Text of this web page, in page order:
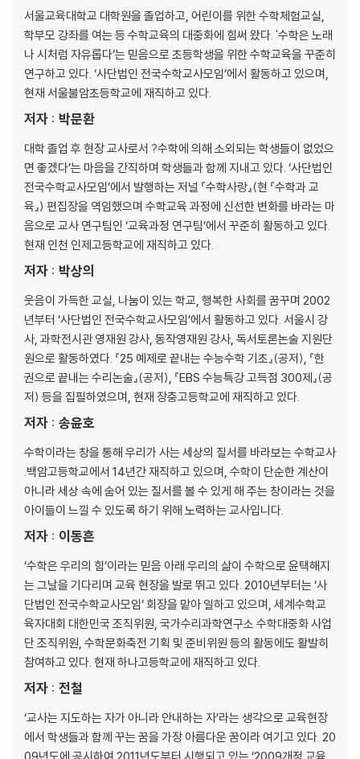
090 표본조사에서 표본의 크기는 얼마로 해야 하나요?
091 왜 나에게만 안 좋은 일이 계속 생기나요?
092 추첨에서 몇 번째로 제비를 뽑아야 하나요?
093 통계 그래프를 믿어야 하나요?
094 세계 최고의 도박-기댓값
096 심슨의 패러독스
097 윷놀이에는 어떤 확률이 숨어 있나요?
098 ‘출구조사’가 뭐예요?
099 동전의 앞면이 나올 확률이 확실히 1/2인가요?
100 월드컵 조추첨이 수학이라구요?
101 3개의 상자 중에 당첨 구슬이 있는 상자는?
서울교육대학교 대학원을 졸업하고, 어린이를 위한 수학체험교실,
학부모 강좌를 여는 등 수학교육의 대중화에 힘써 왔다. '수학은 노래
나 시처럼 자유롭다’는 믿음으로 초등학생을 위한 수학교육을 꾸준히
연구하고 있다. ‘사단법인 전국수학교사모임’에서 활동하고 있으며,
현재 서울불암초등학교에 재직하고 있다.
저자 : 박문환
대학 졸업 후 현장 교사로서 ?수학에 의해 소외되는 학생들이 없었으
면 좋겠다’는 마음을 간직하며 학생들과 함께 지내고 있다. ‘사단법인
전국수학교사모임’에서 발행하는 저널 『수학사랑』(현 『수학과 교
육』) 편집장을 역임했으며 수학교육 과정에 신선한 변화를 바라는 마
음으로 교사 연구팀인 ‘교육과정 연구팀’에서 꾸준히 활동하고 있다.
현재 인천 인제고등학교에 재직하고 있다.
저자 : 박상의
웃음이 가득한 교실, 나눔이 있는 학교, 행복한 사회를 꿈꾸며 2002
년부터 ‘사단법인 전국수학교사모임’에서 활동하고 있다. 서울시 강
사, 과학전시관 영재원 강사, 동작영재원 강사, 독서토론논술 지원단
원으로 활동하였다. 『25 예제로 끝내는 수능수학 기초』(공저), 『한
권으로 끝내는 수리논술』(공저), 『EBS 수능특강 고득점 300제』(공
저) 등을 집필하였으며, 현재 장충고등학교에 재직하고 있다.
저자 : 송윤호
수학이라는 창을 통해 우리가 사는 세상의 질서를 바라보는 수학교사
.백암고등학교에서 14년간 재직하고 있으며, 수학이 단순한 계산이
아니라 세상 속에 숨어 있는 질서를 볼 수 있게 해 주는 창이라는 것을
아이들이 느낄 수 있도록 하기 위해 노력하는 교사입니다.
저자 : 이동흔
‘수학은 우리의 힘’이라는 믿음 아래 우리의 삶이 수학으로 윤택해지
는 그날을 기다리며 교육 현장을 발로 뛰고 있다. 2010년부터는 ‘사
단법인 전국수학교사모임’ 회장을 맡아 일하고 있으며, 세계수학교
육자대회 대한민국 조직위원, 국가수리과학연구소 수학대중화 사업
단 조직위원, 수학문화축전 기획 및 준비위원 등의 활동에도 활발히
참여하고 있다. 현재 하나고등학교에 재직하고 있다.
저자 : 전철
‘교사는 지도하는 자가 아니라 안내하는 자’라는 생각으로 교육현장
에서 학생들과 함께 꾸는 꿈을 가장 아름다운 꿈이라 여기고 있다. 20
09년도에 공시하여 2011년도부터 시행되고 있는 ‘2009개정 교육